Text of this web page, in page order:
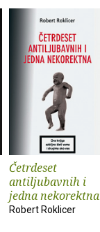
Četrdeset
antiljubavnih i
jedna nekorektna
Robert Roklicer